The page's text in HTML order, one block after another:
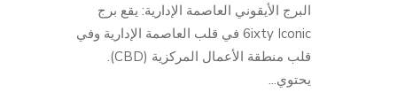
البرج الأيقوني العاصمة الإدارية: يقع برج
6ixty Iconic في قلب العاصمة الإدارية وفي
قلب منطقة الأعمال المركزية (CBD).
يحتوي...